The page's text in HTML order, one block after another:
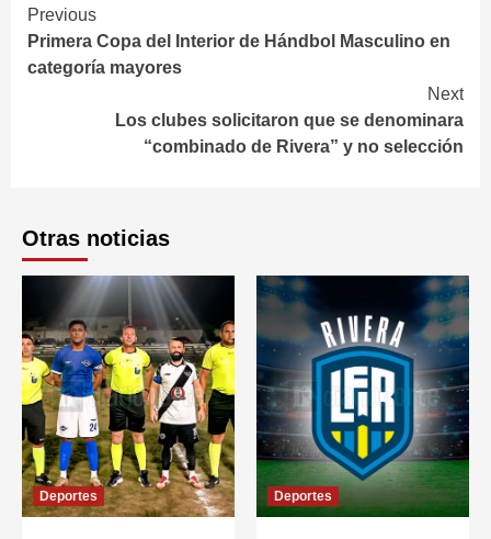
Continue
Reading
Previous
Primera Copa del Interior de Hándbol Masculino en
categoría mayores
Next
Los clubes solicitaron que se denominara
“combinado de Rivera” y no selección
Otras noticias
Deportes Deportes